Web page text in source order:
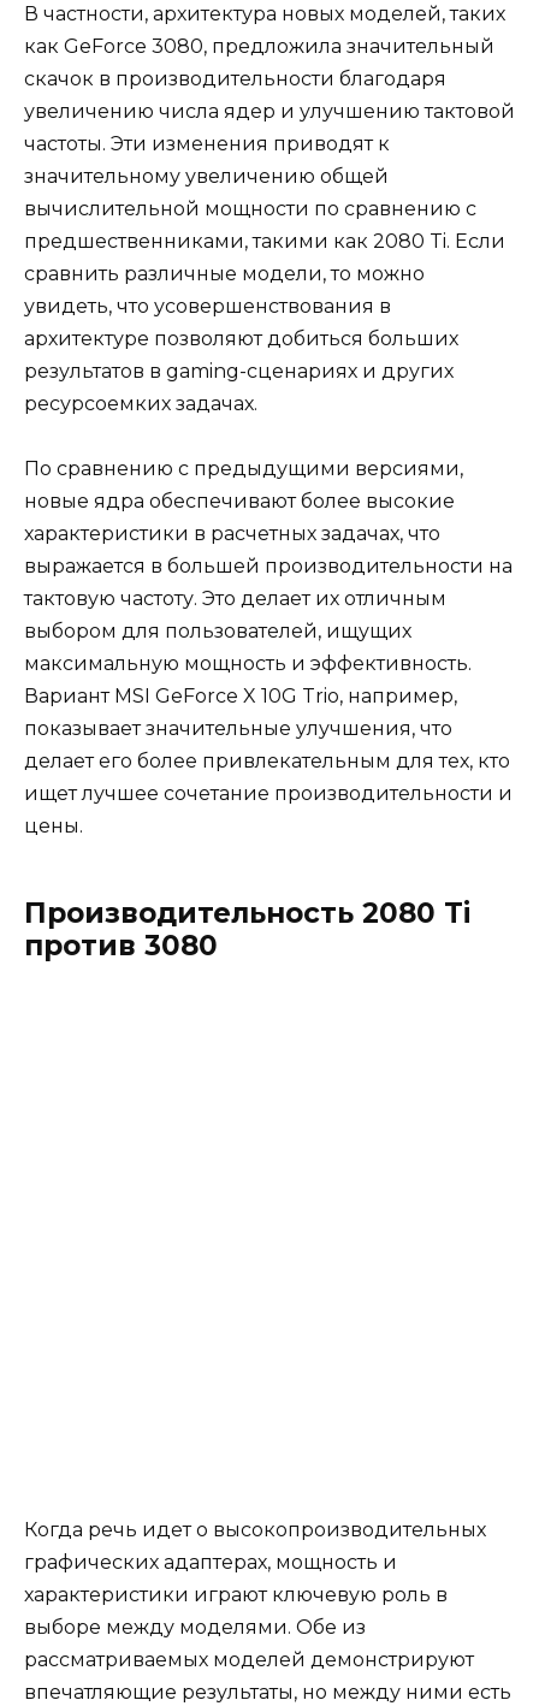
В частности, архитектура новых моделей, таких
как GeForce 3080, предложила значительный
скачок в производительности благодаря
увеличению числа ядер и улучшению тактовой
частоты. Эти изменения приводят к
значительному увеличению общей
вычислительной мощности по сравнению с
предшественниками, такими как 2080 Ti. Если
сравнить различные модели, то можно
увидеть, что усовершенствования в
архитектуре позволяют добиться больших
результатов в gaming-сценариях и других
ресурсоемких задачах.
По сравнению с предыдущими версиями,
новые ядра обеспечивают более высокие
характеристики в расчетных задачах, что
выражается в большей производительности на
тактовую частоту. Это делает их отличным
выбором для пользователей, ищущих
максимальную мощность и эффективность.
Вариант MSI GeForce X 10G Trio, например,
показывает значительные улучшения, что
делает его более привлекательным для тех, кто
ищет лучшее сочетание производительности и
цены.
Производительность 2080 Ti
против 3080
Когда речь идет о высокопроизводительных
графических адаптерах, мощность и
характеристики играют ключевую роль в
выборе между моделями. Обе из
рассматриваемых моделей демонстрируют
впечатляющие результаты, но между ними есть